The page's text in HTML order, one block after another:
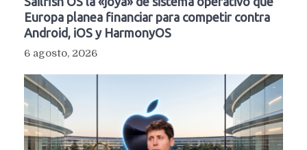
Europa planea financiar para competir contra
Android, iOS y HarmonyOS
6 agosto, 2026